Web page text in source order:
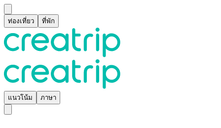
ท่องเที่ยว ที่พัก
แนวโน้ม ภาษา